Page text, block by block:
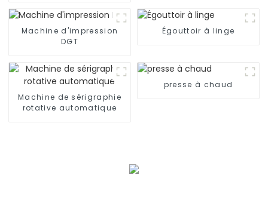
Machine d'impression
DGT
Égouttoir à linge
Machine de sérigraphie
rotative automatique
presse à chaud